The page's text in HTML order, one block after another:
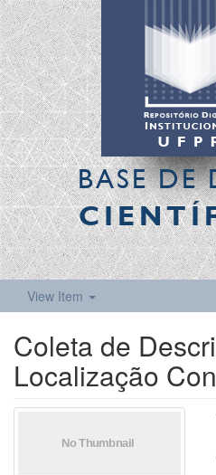
BASE DE
View Item
Coleta de
Localização